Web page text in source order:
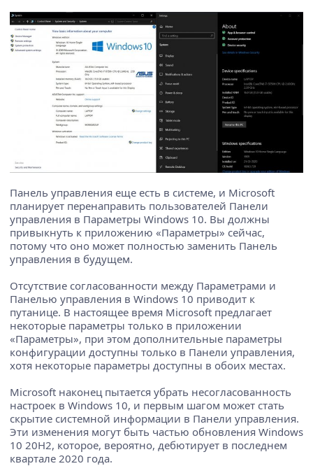
Панель управления еще есть в системе, и Microsoft
планирует перенаправить пользователей Панели
управления в Параметры Windows 10. Вы должны
привыкнуть к приложению «Параметры» сейчас,
потому что оно может полностью заменить Панель
управления в будущем.
Отсутствие согласованности между Параметрами и
Панелью управления в Windows 10 приводит к
путанице. В настоящее время Microsoft предлагает
некоторые параметры только в приложении
«Параметры», при этом дополнительные параметры
конфигурации доступны только в Панели управления,
хотя некоторые параметры доступны в обоих местах.
Microsoft наконец пытается убрать несогласованность
настроек в Windows 10, и первым шагом может стать
скрытие системной информации в Панели управления.
Эти изменения могут быть частью обновления Windows
10 20H2, которое, вероятно, дебютирует в последнем
квартале 2020 года.